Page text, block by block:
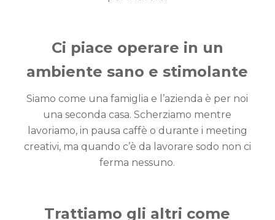
Ci piace operare in un
ambiente sano e stimolante
Siamo come una famiglia e l’azienda è per noi
una seconda casa. Scherziamo mentre
lavoriamo, in pausa caffè o durante i meeting
creativi, ma quando c’è da lavorare sodo non ci
ferma nessuno.
Trattiamo gli altri come